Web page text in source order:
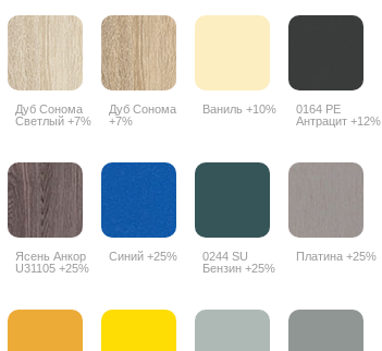
Дуб Сонома
Светлый +7%
Дуб Сонома
+7%
Ваниль +10%
0164 РЕ
Антрацит +12%
Ясень Анкор
U31105 +25%
Синий +25%
0244 SU
Бензин +25%
Платина +25%